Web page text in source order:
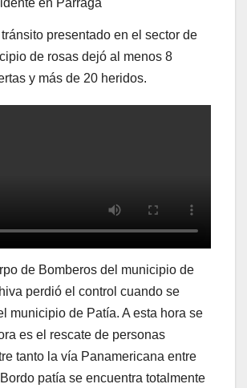
en Parraga
presentado en el sector de
de rosas dejó al menos 8
y más de 20 heridos.
de Bomberos del municipio de
perdió el control cuando se
municipio de Patía. A esta hora se
es el rescate de personas
tanto la vía Panamericana entre
patía se encuentra totalmente